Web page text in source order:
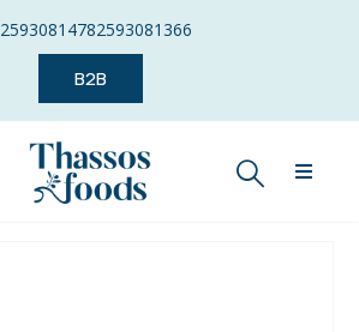
25930814782593081366
B2B